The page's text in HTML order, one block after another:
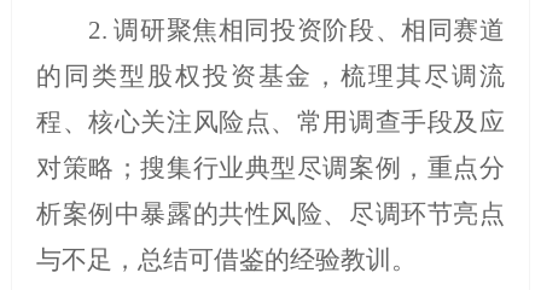
2.调研聚焦相同投资阶段、相同赛道
的同类型股权投资基金，梳理其尽调流
程、核心关注风险点、常用调查手段及应
对策略；搜集行业典型尽调案例，重点分
析案例中暴露的共性风险、尽调环节亮点
与不足，总结可借鉴的经验教训 。